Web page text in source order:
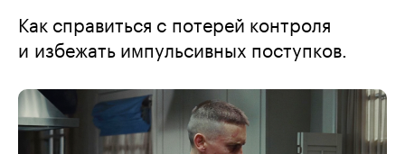
Как справиться с потерей контроля
и избежать импульсивных поступков.